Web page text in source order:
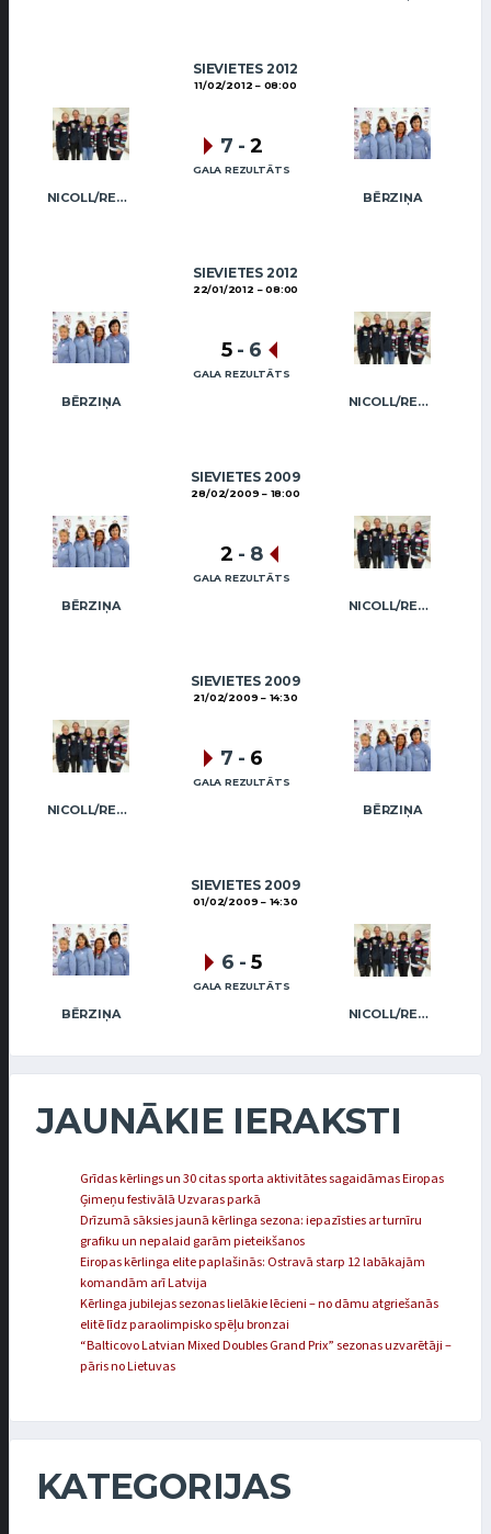
SIEVIETES 2012
11/02/2012 08:00
NICOLL/REGŽA BĒRZIŅA
7 - 2
GALA REZULTĀTS
SIEVIETES 2012
22/01/2012 08:00
BĒRZIŅA NICOLL/REGŽA
5 - 6
GALA REZULTĀTS
SIEVIETES 2009
28/02/2009 18:00
BĒRZIŅA NICOLL/REGŽA
2 - 8
GALA REZULTĀTS
SIEVIETES 2009
21/02/2009 14:30
NICOLL/REGŽA BĒRZIŅA
7 - 6
GALA REZULTĀTS
SIEVIETES 2009
01/02/2009 14:30
BĒRZIŅA NICOLL/REGŽA
6 - 5
GALA REZULTĀTS
JAUNĀKIE IERAKSTI
Grīdas kērlings un 30 citas sporta aktivitātes sagaidāmas Eiropas
Ģimeņu festivālā Uzvaras parkā
Drīzumā sāksies jaunā kērlinga sezona: iepazīsties ar turnīru
grafiku un nepalaid garām pieteikšanos
Eiropas kērlinga elite paplašinās: Ostravā starp 12 labākajām
komandām arī Latvija
Kērlinga jubilejas sezonas lielākie lēcieni – no dāmu atgriešanās
elitē līdz paraolimpisko spēļu bronzai
“Balticovo Latvian Mixed Doubles Grand Prix” sezonas uzvarētāji –
pāris no Lietuvas
KATEGORIJAS